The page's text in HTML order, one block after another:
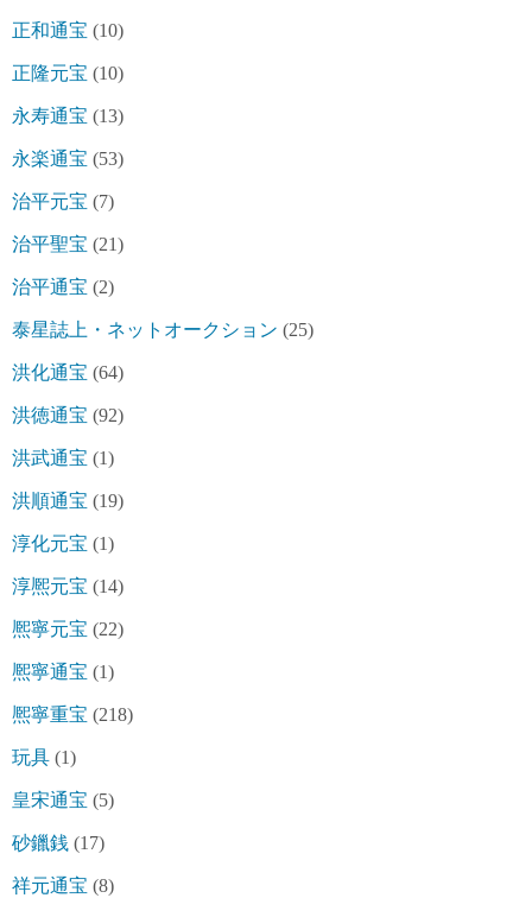
正和通宝 (10)
正隆元宝 (10)
永寿通宝 (13)
永楽通宝 (53)
治平元宝 (7)
治平聖宝 (21)
治平通宝 (2)
泰星誌上・ネットオークション (25)
洪化通宝 (64)
洪徳通宝 (92)
洪武通宝 (1)
洪順通宝 (19)
淳化元宝 (1)
淳熈元宝 (14)
熈寧元宝 (22)
熈寧通宝 (1)
熈寧重宝 (218)
玩具 (1)
皇宋通宝 (5)
砂鑞銭 (17)
祥元通宝 (8)